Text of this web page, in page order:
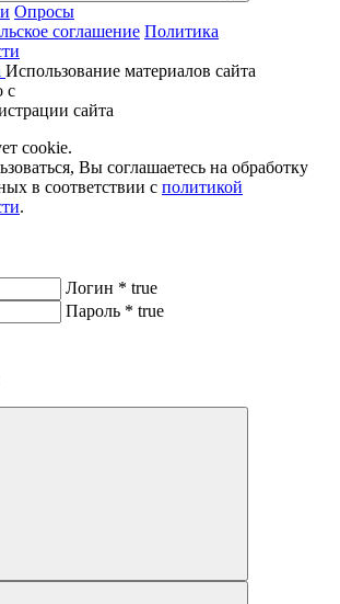
Опросы
соглашение Политика
Использование материалов сайта
с
сайта
cookie.
Вы соглашаетесь на обработку
в соответствии с политикой
.
Логин * true
Пароль * true